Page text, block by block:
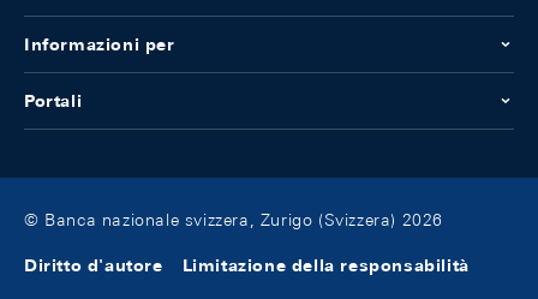
Informazioni per
Portali
© Banca nazionale svizzera, Zurigo (Svizzera) 2026
Diritto d'autore Limitazione della responsabilità